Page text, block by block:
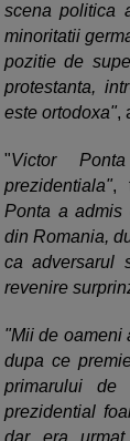
scena politica
minoritatii
pozitie de
protestanta,
este ortodoxa",
"Victor
prezidentiala",
Ponta a admis
din Romania,
ca adversarul
revenire
"Mii de oameni
dupa ce
primarului de
prezidential